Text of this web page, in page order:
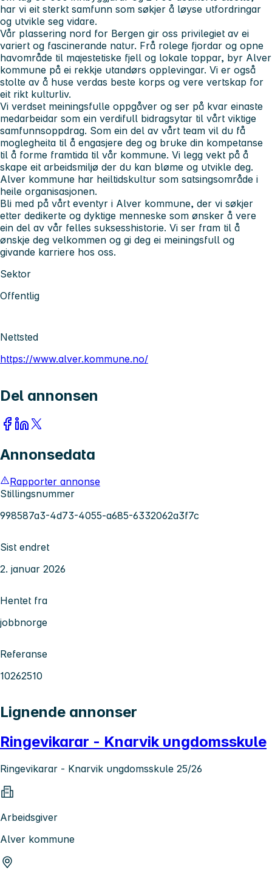
har vi eit sterkt samfunn som søkjer å løyse utfordringar
og utvikle seg vidare.
Vår plassering nord for Bergen gir oss privilegiet av ei
variert og fascinerande natur. Frå rolege fjordar og opne
havområde til majestetiske fjell og lokale toppar, byr Alver
kommune på ei rekkje utandørs opplevingar. Vi er også
stolte av å huse verdas beste korps og vere vertskap for
eit rikt kulturliv.
Vi verdset meiningsfulle oppgåver og ser på kvar einaste
medarbeidar som ein verdifull bidragsytar til vårt viktige
samfunnsoppdrag. Som ein del av vårt team vil du få
moglegheita til å engasjere deg og bruke din kompetanse
til å forme framtida til vår kommune. Vi legg vekt på å
skape eit arbeidsmiljø der du kan bløme og utvikle deg.
Alver kommune har heiltidskultur som satsingsområde i
heile organisasjonen.
Bli med på vårt eventyr i Alver kommune, der vi søkjer
etter dedikerte og dyktige menneske som ønsker å vere
ein del av vår felles suksesshistorie. Vi ser fram til å
ønskje deg velkommen og gi deg ei meiningsfull og
givande karriere hos oss.
Sektor
Offentlig
Nettsted
https://www.alver.kommune.no/
Del annonsen
Annonsedata
Rapporter annonse
Stillingsnummer
998587a3-4d73-4055-a685-6332062a3f7c
Sist endret
2. januar 2026
Hentet fra
jobbnorge
Referanse
10262510
Lignende annonser
Ringevikarar - Knarvik ungdomsskule
Ringevikarar - Knarvik ungdomsskule 25/26
Arbeidsgiver
Alver kommune